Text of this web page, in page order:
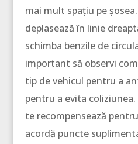
mai mult spațiu pe
deplasează în linie
schimba benzile de
important să observi
tip de vehicul pentru a
pentru a evita
te recompensează
acordă puncte